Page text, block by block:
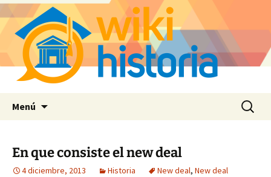
Menú Buscar:
En que consiste el new deal
4 diciembre, 2013 Historia New deal, New deal